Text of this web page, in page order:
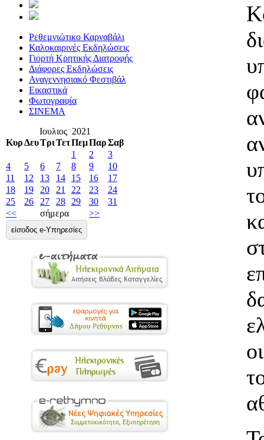
Ρεθεμνιώτικο Καρναβάλι
Καλοκαιρινές Εκδηλώσεις
Γιορτή Κρητικής Διατροφής
Διάφορες Εκδηλώσεις
Αναγεννησιακό Φεστιβάλ
Εικαστικά
Φωτογραφία
ΣΙΝΕΜΑ
Ιουλιος 2021
ΚυρΔευΤριΤετΠεμΠαρΣαβ
1
2
3
4
5 6 7 8 9
10
11
12 13 14 15 16
17
18
19 20 21 22 23
24
25
26 27 28 29 30
31
<<
σήμερα >>
είσοδος e-Υπηρεσίες